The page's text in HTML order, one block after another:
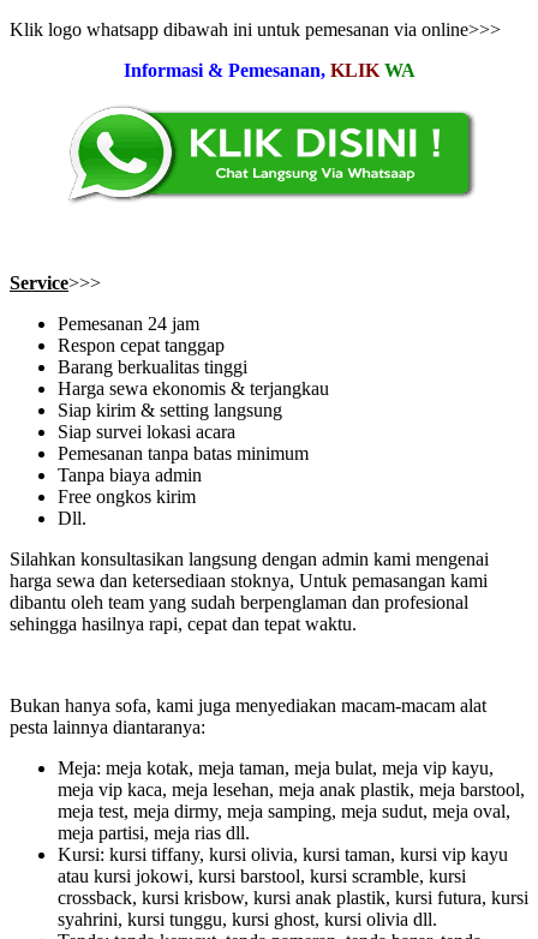
Klik logo whatsapp dibawah ini untuk pemesanan via online>>>
Informasi & Pemesanan, KLIK WA
Service>>>
Pemesanan 24 jam
Respon cepat tanggap
Barang berkualitas tinggi
Harga sewa ekonomis & terjangkau
Siap kirim & setting langsung
Siap survei lokasi acara
Pemesanan tanpa batas minimum
Tanpa biaya admin
Free ongkos kirim
Dll.
Silahkan konsultasikan langsung dengan admin kami mengenai
harga sewa dan ketersediaan stoknya, Untuk pemasangan kami
dibantu oleh team yang sudah berpenglaman dan profesional
sehingga hasilnya rapi, cepat dan tepat waktu.
Bukan hanya sofa, kami juga menyediakan macam-macam alat
pesta lainnya diantaranya:
Meja: meja kotak, meja taman, meja bulat, meja vip kayu,
meja vip kaca, meja lesehan, meja anak plastik, meja barstool,
meja test, meja dirmy, meja samping, meja sudut, meja oval,
meja partisi, meja rias dll.
Kursi: kursi tiffany, kursi olivia, kursi taman, kursi vip kayu
atau kursi jokowi, kursi barstool, kursi scramble, kursi
crossback, kursi krisbow, kursi anak plastik, kursi futura, kursi
syahrini, kursi tunggu, kursi ghost, kursi olivia dll.